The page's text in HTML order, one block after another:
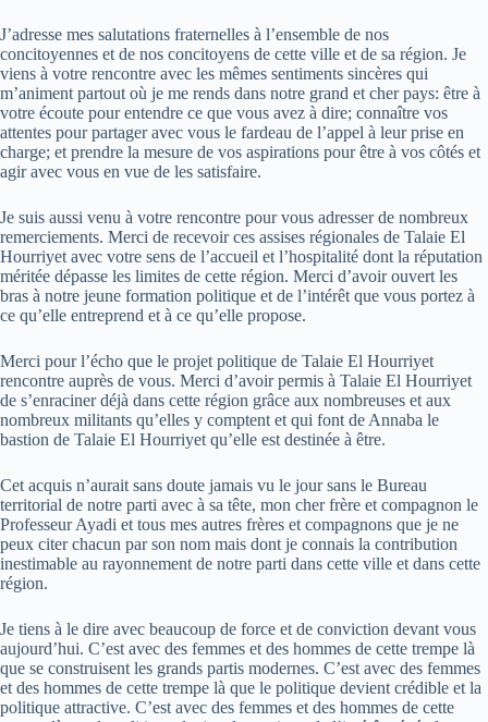
J’adresse mes salutations fraternelles à l’ensemble de nos
concitoyennes et de nos concitoyens de cette ville et de sa région. Je
viens à votre rencontre avec les mêmes sentiments sincères qui
m’animent partout où je me rends dans notre grand et cher pays: être à
votre écoute pour entendre ce que vous avez à dire; connaître vos
attentes pour partager avec vous le fardeau de l’appel à leur prise en
charge; et prendre la mesure de vos aspirations pour être à vos côtés et
agir avec vous en vue de les satisfaire.
Je suis aussi venu à votre rencontre pour vous adresser de nombreux
remerciements. Merci de recevoir ces assises régionales de Talaie El
Hourriyet avec votre sens de l’accueil et l’hospitalité dont la réputation
méritée dépasse les limites de cette région. Merci d’avoir ouvert les
bras à notre jeune formation politique et de l’intérêt que vous portez à
ce qu’elle entreprend et à ce qu’elle propose.
Merci pour l’écho que le projet politique de Talaie El Hourriyet
rencontre auprès de vous. Merci d’avoir permis à Talaie El Hourriyet
de s’enraciner déjà dans cette région grâce aux nombreuses et aux
nombreux militants qu’elles y comptent et qui font de Annaba le
bastion de Talaie El Hourriyet qu’elle est destinée à être.
Cet acquis n’aurait sans doute jamais vu le jour sans le Bureau
territorial de notre parti avec à sa tête, mon cher frère et compagnon le
Professeur Ayadi et tous mes autres frères et compagnons que je ne
peux citer chacun par son nom mais dont je connais la contribution
inestimable au rayonnement de notre parti dans cette ville et dans cette
région.
Je tiens à le dire avec beaucoup de force et de conviction devant vous
aujourd’hui. C’est avec des femmes et des hommes de cette trempe là
que se construisent les grands partis modernes. C’est avec des femmes
et des hommes de cette trempe là que le politique devient crédible et la
politique attractive. C’est avec des femmes et des hommes de cette